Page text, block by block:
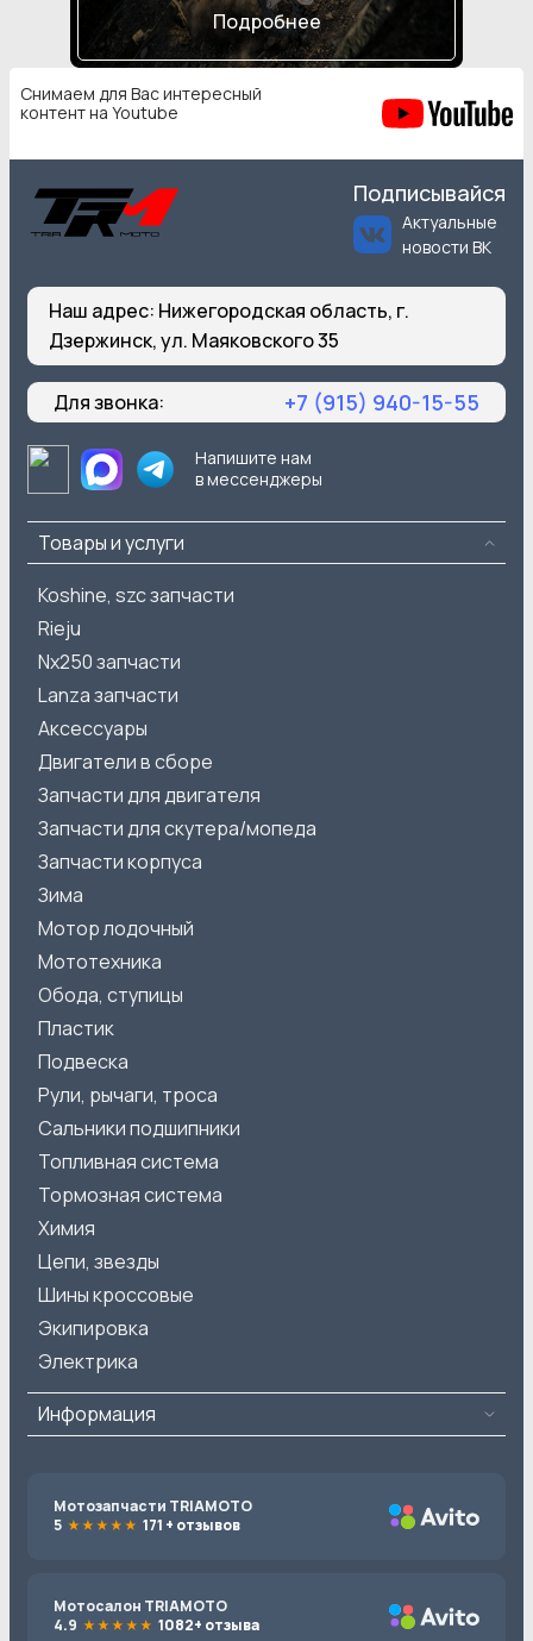
Подробнее
Снимаем для Вас интересный
контент на Youtube
Подписывайся
Актуальные
новости ВК
Наш адрес: Нижегородская область, г.
Дзержинск, ул. Маяковского 35
Для звонка: +7 (915) 940-15-55
Напишите нам
в мессенджеры
Товары и услуги
Koshine, szc запчасти
Rieju
Nx250 запчасти
Lanza запчасти
Аксессуары
Двигатели в сборе
Запчасти для двигателя
Запчасти для скутера/мопеда
Запчасти корпуса
Зима
Мотор лодочный
Мототехника
Обода, ступицы
Пластик
Подвеска
Рули, рычаги, троса
Сальники подшипники
Топливная система
Тормозная система
Химия
Цепи, звезды
Шины кроссовые
Экипировка
Электрика
Информация
Мотозапчасти TRIAMOTO
5
171 + отзывов
Мотосалон TRIAMOTO
4.9
1082+ отзыва